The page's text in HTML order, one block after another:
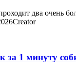
два очень
за 1 минуту